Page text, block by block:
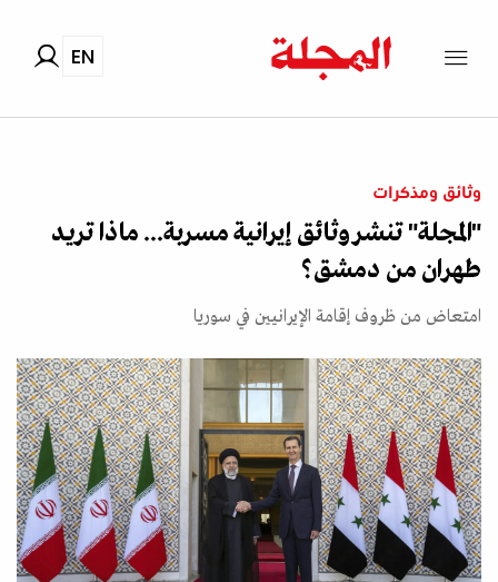
EN
وثائق ومذكرات
"المجلة" تنشر وثائق إيرانية مسربة... ماذا تريد
طهران من دمشق؟
امتعاض من ظروف إقامة الإيرانيين في سوريا